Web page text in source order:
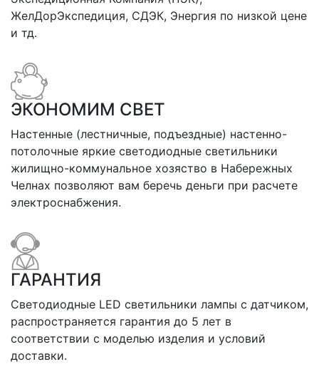
ЖелДорЭкспедиция, СДЭК, Энергия по низкой цене
и тд.
ЭКОНОМИМ СВЕТ
Настенные (лестничные, подъездные) настенно-
потолочные яркие светодиодные светильники
жилищно-коммунальное хозяство в Набережных
Челнах позволяют вам беречь деньги при расчете
электроснабжения.
ГАРАНТИЯ
Светодиодные LED светильники лампы с датчиком,
распространяется гарантия до 5 лет в
соответствии с моделью изделия и условий
доставки.